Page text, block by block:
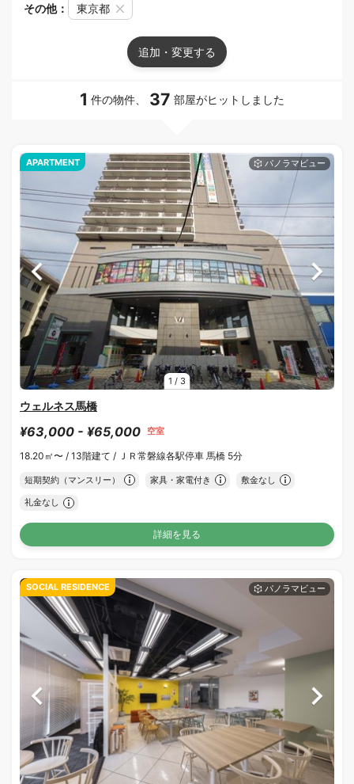
その他： 東京都
追加・変更する
1 件の物件、 37 部屋がヒットしました
1 / 3
APARTMENT
ウェルネス馬橋
¥63,000 - ¥65,000 空室
18.20㎡〜 / 13階建て / ＪＲ常磐線各駅停車 馬橋 5分
短期契約（マンスリー） 家具・家電付き 敷金なし
礼金なし
詳細を見る
SOCIAL RESIDENCE